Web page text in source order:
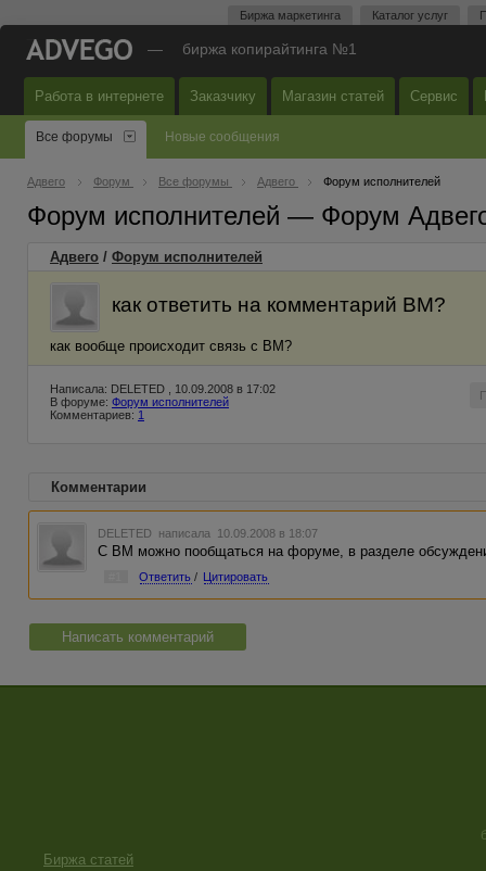
Биржа маркетинга Каталог услуг
— биржа копирайтинга №1
Работа в интернете Заказчику Магазин статей Сервис
Все форумы Новые сообщения
Адвего Форум Все форумы Адвего Форум исполнителей
Форум исполнителей — Форум
Адвего / Форум исполнителей
как ответить на комментарий ВМ?
как вообще происходит связь с ВМ?
Написала: DELETED , 10.09.2008 в 17:02
В форуме: Форум исполнителей
Комментариев: 1
Комментарии
DELETED написала 10.09.2008 в 18:07
С ВМ можно пообщаться на форуме, в разделе
Ответить / Цитировать
Написать комментарий
Биржа статей